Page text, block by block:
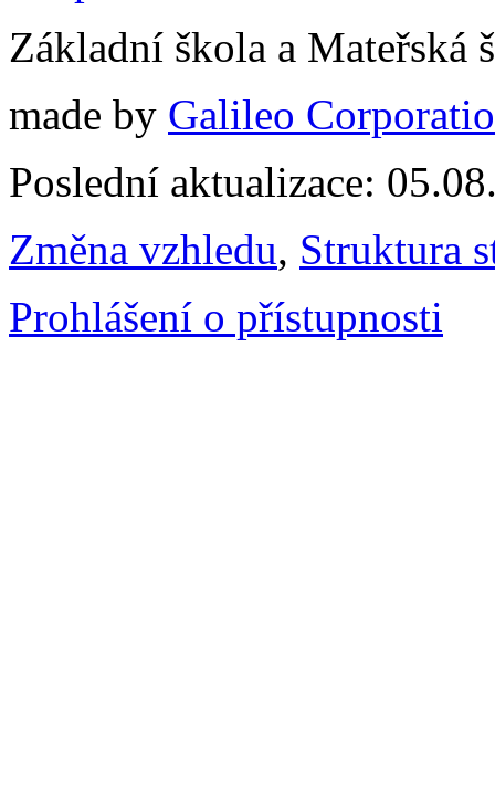
Základní škola a
made by Galileo
Poslední aktualizace:
Změna vzhledu, Struktura
Prohlášení o přístupnosti